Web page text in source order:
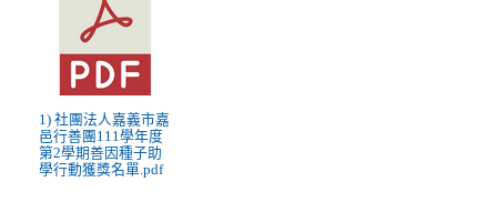
1) 社團法人嘉義市嘉
邑行善團111學年度
第2學期善因種子助
學行動獲獎名單.pdf